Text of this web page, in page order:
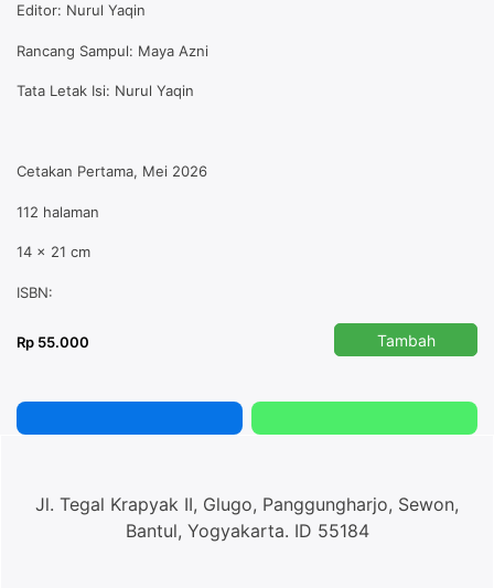
Editor: Nurul Yaqin
Rancang Sampul: Maya Azni
Tata Letak Isi: Nurul Yaqin
Cetakan Pertama, Mei 2026
112 halaman
14 x 21 cm
ISBN:
Rp 55.000 Tambah
Jl. Tegal Krapyak II, Glugo, Panggungharjo, Sewon,
Bantul, Yogyakarta. ID 55184